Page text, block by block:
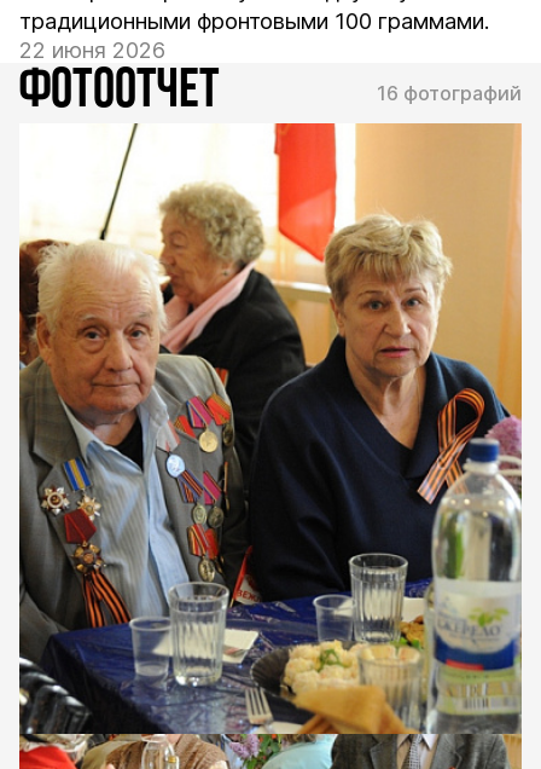
традиционными фронтовыми 100 граммами.
22 июня 2026
ФОТООТЧЕТ 16 фотографий